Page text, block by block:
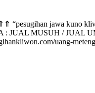
atas ⇑⇑ “pesugihan
: JUAL MUSUH /
uang-